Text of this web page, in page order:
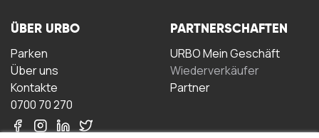
ÜBER URBO
Parken
Über uns
Kontakte
0700 70 270
PARTNERSCHAFTEN
URBO Mein Geschäft
Wiederverkäufer
Partner